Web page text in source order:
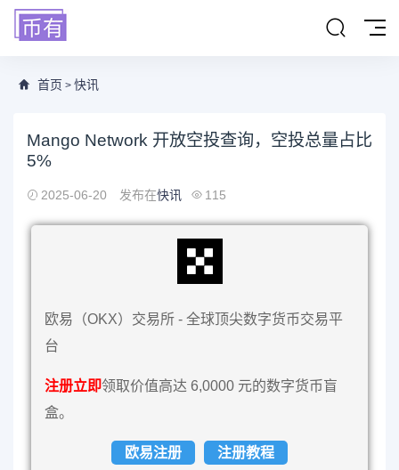
首页 > 快讯
Mango Network 开放空投查询，空投总量占比
5%
2025-06-20 发布在快讯 115
欧易（OKX）交易所 - 全球顶尖数字货币交易平
台
注册立即领取价值高达 6,0000 元的数字货币盲
盒。
欧易注册 注册教程